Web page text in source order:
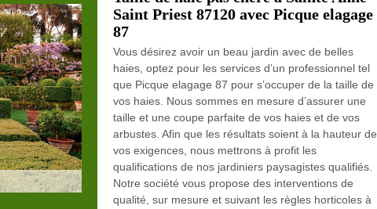
Saint Priest 87120 avec Picque elagage
87
Vous désirez avoir un beau jardin avec de belles
haies, optez pour les services d’un professionnel tel
que Picque elagage 87 pour s’occuper de la taille de
vos haies. Nous sommes en mesure d’assurer une
taille et une coupe parfaite de vos haies et de vos
arbustes. Afin que les résultats soient à la hauteur de
vos exigences, nous mettrons à profit les
qualifications de nos jardiniers paysagistes qualifiés.
Notre société vous propose des interventions de
qualité, sur mesure et suivant les règles horticoles à